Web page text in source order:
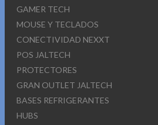
GAMER TECH
MOUSE Y TECLADOS
CONECTIVIDAD NEXXT
POS JALTECH
PROTECTORES
GRAN OUTLET JALTECH
BASES REFRIGERANTES
HUBS